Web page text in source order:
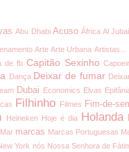
Abu Dhabi Acuso África Al
Arte Arte Urbana Artistas...
de fb Capitão Sexinho
Dança Deixar de fumar
Dubai Economics Elvas
Filhinho Filmes Fim-de-
Heineken Hoje é dia Holanda
Mar marcas Marcas Portuguesas
York nós Nossa Senhora de